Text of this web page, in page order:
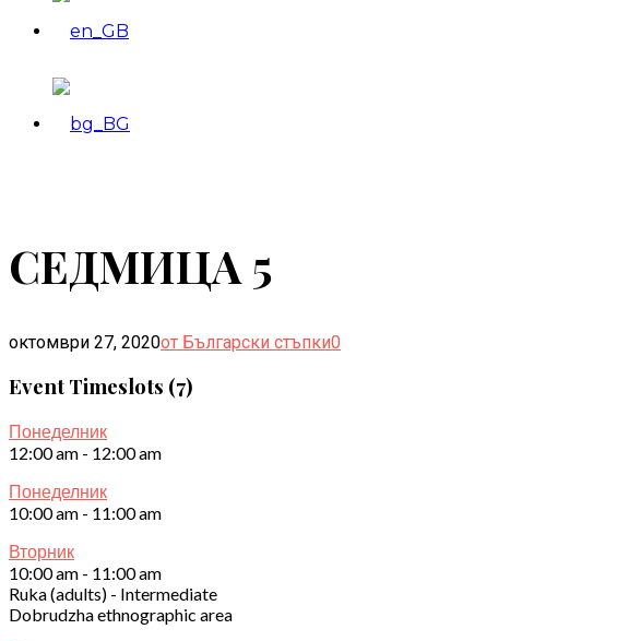
СЕДМИЦА 5
октомври 27, 2020от Български стъпки0
Event Timeslots (7)
Понеделник
12:00 am - 12:00 am
Понеделник
10:00 am - 11:00 am
Вторник
10:00 am - 11:00 am
Ruka (adults) - Intermediate
Dobrudzha ethnographic area